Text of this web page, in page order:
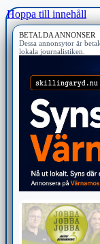
Hoppa till innehåll
BETALDA ANNONSER
Dessa annonsytor är
lokala journalistiken.